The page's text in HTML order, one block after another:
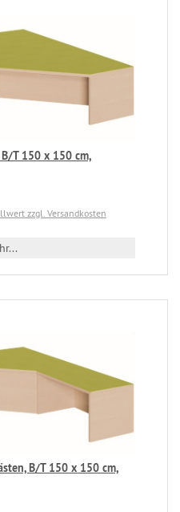
T 150 x 150 cm,
zzgl. Versandkosten
B/T 150 x 150 cm,